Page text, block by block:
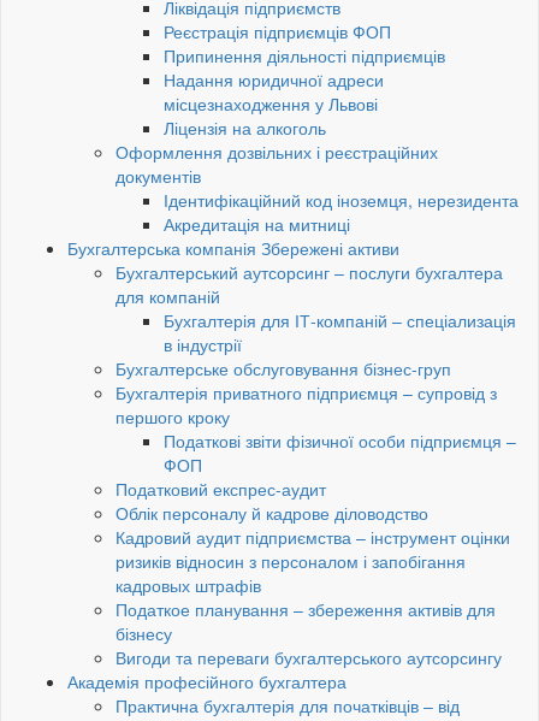
Ліквідація підприємств
Реєстрація підприємців ФОП
Припинення діяльності підприємців
Надання юридичної адреси
місцезнаходження у Львові
Ліцензія на алкоголь
Оформлення дозвільних і реєстраційних
документів
Ідентифікаційний код іноземця, нерезидента
Акредитація на митниці
Бухгалтерська компанія Збережені активи
Бухгалтерський аутсорсинг – послуги бухгалтера
для компаній
Бухгалтерія для ІТ-компаній – спеціализація
в індустрії
Бухгалтерське обслуговування бізнес-груп
Бухгалтерія приватного підприємця – супровід з
першого кроку
Податкові звіти фізичної особи підприємця –
ФОП
Податковий експрес-аудит
Облік персоналу й кадрове діловодство
Кадровий аудит підприємства – інструмент оцінки
ризиків відносин з персоналом і запобігання
кадровых штрафів
Податкое планування – збереження активів для
бізнесу
Вигоди та переваги бухгалтерського аутсорсингу
Академія професійного бухгалтера
Практична бухгалтерія для початківців – від